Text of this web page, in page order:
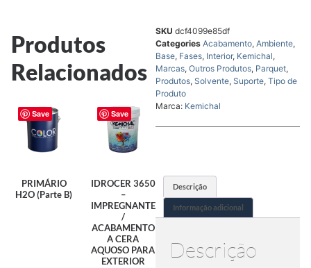
Produtos
Relacionados
Save
PRIMÁRIO
H2O (Parte B)
Save
IDROCER 3650
–
IMPREGNANTE
/
ACABAMENTO
A CERA
AQUOSO PARA
EXTERIOR
SKU dcf4099e85df
Categories Acabamento, Ambiente,
Base, Fases, Interior, Kemichal,
Marcas, Outros Produtos, Parquet,
Produtos, Solvente, Suporte, Tipo de
Produto
Marca: Kemichal
Descrição
Informação adicional
Descrição